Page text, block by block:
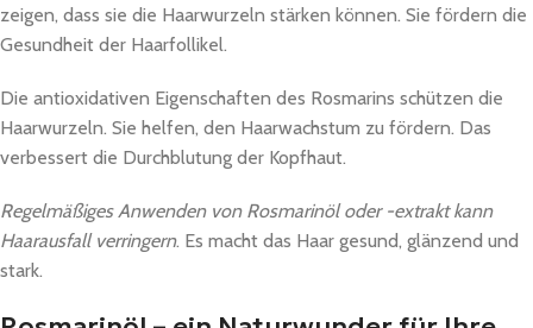
zeigen, dass sie die Haarwurzeln stärken können. Sie fördern die
Gesundheit der Haarfollikel.
Die antioxidativen Eigenschaften des Rosmarins schützen die
Haarwurzeln. Sie helfen, den Haarwachstum zu fördern. Das
verbessert die Durchblutung der Kopfhaut.
Regelmäßiges Anwenden von Rosmarinöl oder -extrakt kann
Haarausfall verringern. Es macht das Haar gesund, glänzend und
stark.